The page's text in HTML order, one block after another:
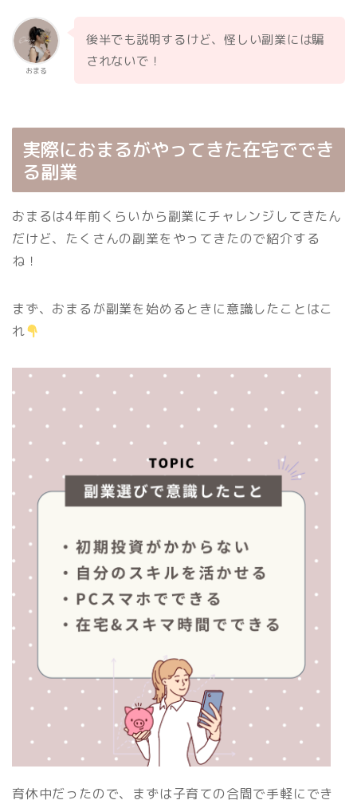
おまる
後半でも説明するけど、怪しい副業には騙
されないで！
実際におまるがやってきた在宅ででき
る副業
おまるは4年前くらいから副業にチャレンジしてきたん
だけど、たくさんの副業をやってきたので紹介する
ね！
まず、おまるが副業を始めるときに意識したことはこ
れ
育休中だったので、まずは子育ての合間で手軽にでき